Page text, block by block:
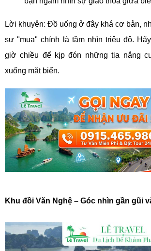
Lời khuyên: Đồ uống ở đây khá cơ bản,
sự "mua" chính là tầm nhìn triệu đô.
giờ chiều để kịp đón những tia nắng
xuống mặt biển.
Khu đồi Văn Nghệ – Góc nhìn gần gũi